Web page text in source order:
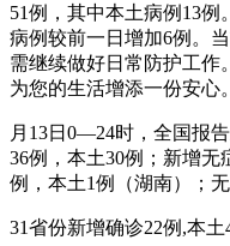
51例，其中本土病例13
病例较前一日增加6例。
需继续做好日常防护工作
为您的生活增添一份安心
月13日0—24时，全国报
36例，本土30例；新增无
例，本土1例（湖南）；
31省份新增确诊22例,本